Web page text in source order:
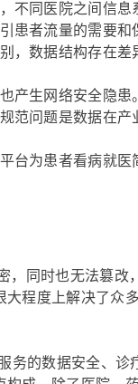
不同医院之间信息
患者流量的需要
，数据结构存在
生网络安全隐患
范问题是数据在
台为患者看病就
同时也无法篡改
程度上解决了众
务的数据安全、诊